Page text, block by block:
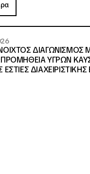
ΔΙΑΓΩΝΙΣΜΟΣ
ΥΓΡΩΝ
ΕΣΤΙΕΣ